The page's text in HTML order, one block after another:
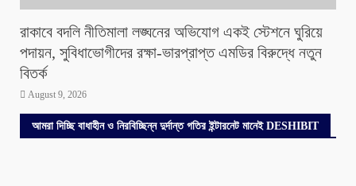
রাকাবে বদলি নীতিমালা লঙ্ঘনের অভিযোগ একই স্টেশনে ঘুরিয়ে
পদায়ন, সুবিধাভোগীদের রক্ষা-ভারপ্রাপ্ত এমডির বিরুদ্ধে নতুন
বিতর্ক
August 9, 2026
আমরা দিচ্ছি বাধাহীন ও নিরবিচ্ছিন্ন দুর্দান্ত গতির ইন্টারনেট মানেই DESHIBIT